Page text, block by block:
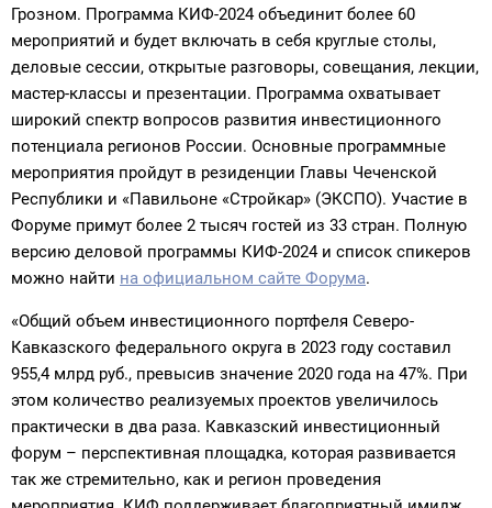
Грозном. Программа КИФ-2024 объединит более 60
мероприятий и будет включать в себя круглые столы,
деловые сессии, открытые разговоры, совещания, лекции,
мастер-классы и презентации. Программа охватывает
широкий спектр вопросов развития инвестиционного
потенциала регионов России. Основные программные
мероприятия пройдут в резиденции Главы Чеченской
Республики и «Павильоне «Стройкар» (ЭКСПО). Участие в
Форуме примут более 2 тысяч гостей из 33 стран. Полную
версию деловой программы КИФ-2024 и список спикеров
можно найти на официальном сайте Форума.
«Общий объем инвестиционного портфеля Северо-
Кавказского федерального округа в 2023 году составил
955,4 млрд руб., превысив значение 2020 года на 47%. При
этом количество реализуемых проектов увеличилось
практически в два раза. Кавказский инвестиционный
форум – перспективная площадка, которая развивается
так же стремительно, как и регион проведения